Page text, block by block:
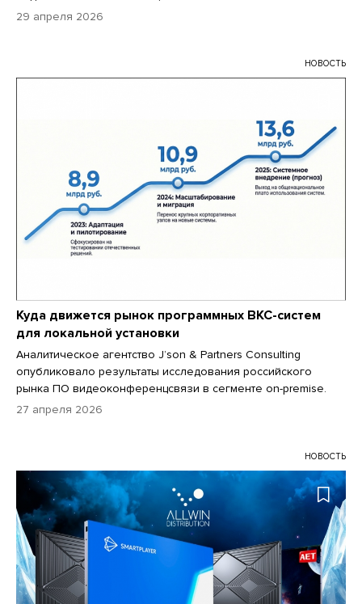
29 апреля 2026
НОВОСТЬ
Куда движется рынок программных ВКС-систем
для локальной установки
Аналитическое агентство J’son & Partners Consulting
опубликовало результаты исследования российского
рынка ПО видеоконференцсвязи в сегменте on-premise.
27 апреля 2026
НОВОСТЬ